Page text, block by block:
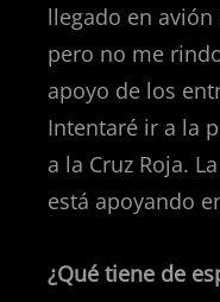
llegado en
pero no me
apoyo de los
Intentaré ir a la
a la Cruz Roja.
está apoyando
¿Qué tiene de